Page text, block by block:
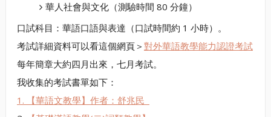
華人社會與文化（測驗時間 80 分鐘）
口試科目：華語口語與表達（口試時間約 1 小時）。
考試詳細資料可以看這個網頁＞ 對外華語教學能力認證考試
每年簡章大約四月出來，七月考試。
我收集的考試書單如下：
1. 【華語文教學】作者：舒兆民